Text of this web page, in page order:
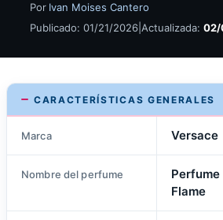
Por Ivan Moises Cantero
Publicado: 01/21/2026 Actualizada: 02/
CARACTERÍSTICAS GENERALES
Marca Versace
Nombre del perfume
Perfume
Flame